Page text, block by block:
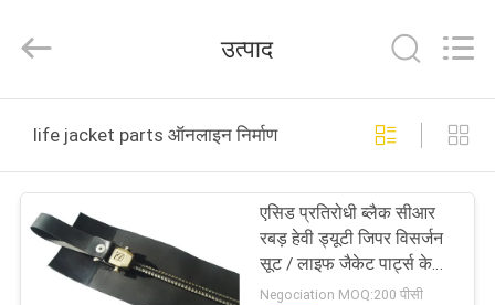
उत्पादों
वीडियो
Marine
Co.,Ltd..
Reserved.
उत्पाद
life jacket parts ऑनलाइन निर्माण
एसिड प्रतिरोधी ब्लैक सीआर
रबड़ हेवी ड्यूटी जिपर विसर्जन
सूट / लाइफ जैकेट पार्ट्स के
लिए
Negociation MOQ:200 पीसी